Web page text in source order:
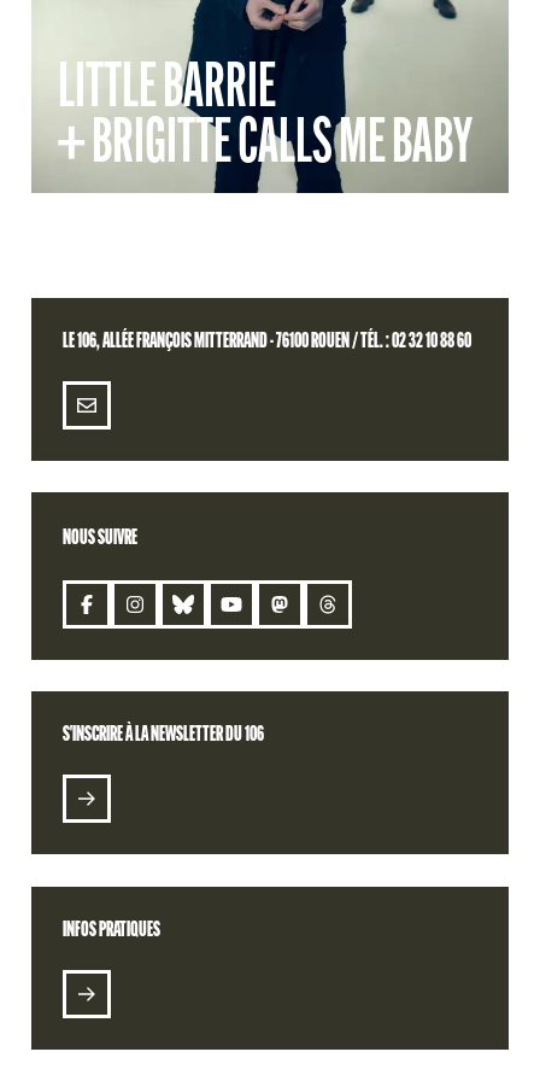
LITTLE BARRIE
+ BRIGITTE CALLS ME BABY
LE 106, ALLÉE FRANÇOIS MITTERRAND - 76100 ROUEN / TÉL. : 02 32 10 88 60
NOUS SUIVRE
S'INSCRIRE À LA NEWSLETTER DU 106
INFOS PRATIQUES
CONTACT
S'INSCRIRE À LA NEWSLETTER DU 106
BILLETTERIE
RETROUVEZ VOTRE COMMANDE
RADIO 106